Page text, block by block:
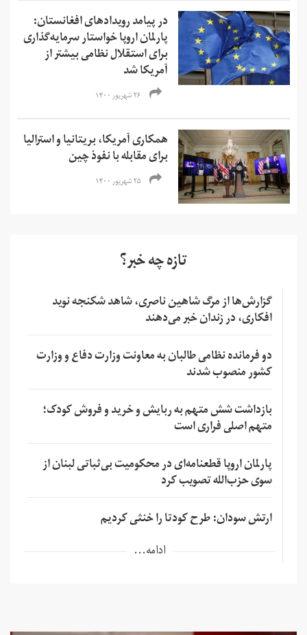
در پیامد رویدادهای افغانستان:
پارلمان اروپا خواستار سرمایه‌گذاری
برای استقلال نظامی بیشتر از
آمریکا شد
۲۶ شهریور ۱۴۰۰
همکاری آمریکا، بریتانیا و استرالیا
برای مقابله با نفوذ چین
۲۵ شهریور ۱۴۰۰
تازه چه خبر؟
گزارش‌ها از مرگ شاهین ناصری، شاهد شکنجه نوید
افکاری، در زندان خبر می‌دهند
دو فرمانده نظامی طالبان به معاونت وزارت دفاع و وزارت
کشور منصوب شدند
بازداشت شش متهم به ربایش و خرید و فروش کودک؛
متهم اصلی فراری است
پارلمان اروپا قطعنامه‌ای در محکومیت بی‌ثباتی لبنان از
سوی حزب‌الله تصویب کرد
ارتش سودان: طرح کودتا را خنثی کردیم
ادامه...